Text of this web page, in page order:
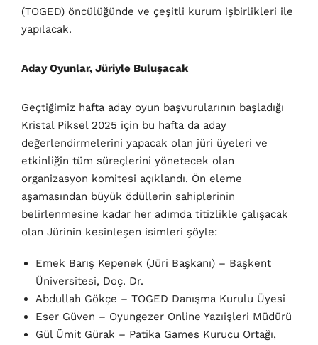
(TOGED) öncülüğünde ve çeşitli kurum işbirlikleri ile
yapılacak.
Aday Oyunlar, Jüriyle Buluşacak
Geçtiğimiz hafta aday oyun başvurularının başladığı
Kristal Piksel 2025 için bu hafta da aday
değerlendirmelerini yapacak olan jüri üyeleri ve
etkinliğin tüm süreçlerini yönetecek olan
organizasyon komitesi açıklandı. Ön eleme
aşamasından büyük ödüllerin sahiplerinin
belirlenmesine kadar her adımda titizlikle çalışacak
olan Jürinin kesinleşen isimleri şöyle:
Emek Barış Kepenek (Jüri Başkanı) – Başkent
Üniversitesi, Doç. Dr.
Abdullah Gökçe – TOGED Danışma Kurulu Üyesi
Eser Güven – Oyungezer Online Yazıişleri Müdürü
Gül Ümit Gürak – Patika Games Kurucu Ortağı,